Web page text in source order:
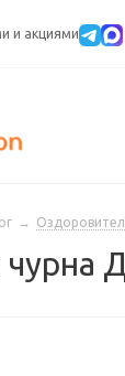
и акциями
→